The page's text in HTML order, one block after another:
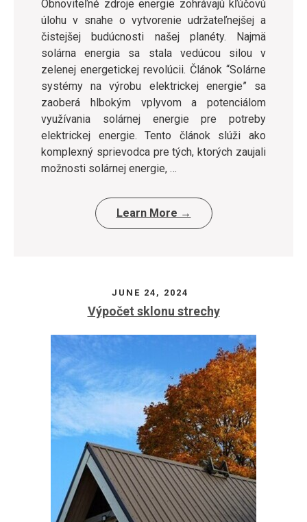
Obnoviteľné zdroje energie zohrávajú kľúčovú
úlohu v snahe o vytvorenie udržateľnejšej a
čistejšej budúcnosti našej planéty. Najmä
solárna energia sa stala vedúcou silou v
zelenej energetickej revolúcii. Článok “Solárne
systémy na výrobu elektrickej energie” sa
zaoberá hlbokým vplyvom a potenciálom
využívania solárnej energie pre potreby
elektrickej energie. Tento článok slúži ako
komplexný sprievodca pre tých, ktorých zaujali
možnosti solárnej energie, …
Learn More →
JUNE 24, 2024
Výpočet sklonu strechy